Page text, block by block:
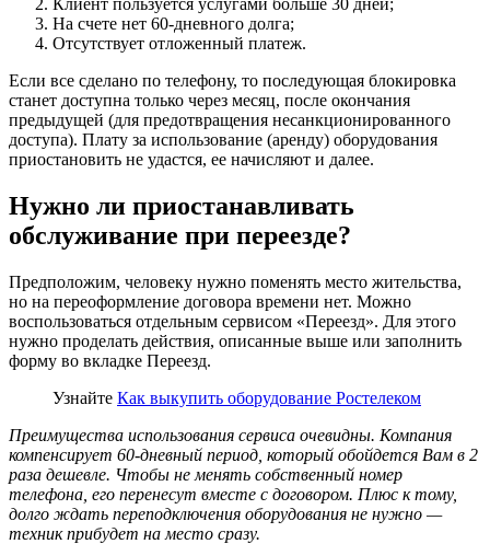
Клиент пользуется услугами больше 30 дней;
На счете нет 60-дневного долга;
Отсутствует отложенный платеж.
Если все сделано по телефону, то последующая блокировка
станет доступна только через месяц, после окончания
предыдущей (для предотвращения несанкционированного
доступа). Плату за использование (аренду) оборудования
приостановить не удастся, ее начисляют и далее.
Нужно ли приостанавливать
обслуживание при переезде?
Предположим, человеку нужно поменять место жительства,
но на переоформление договора времени нет. Можно
воспользоваться отдельным сервисом «Переезд». Для этого
нужно проделать действия, описанные выше или заполнить
форму во вкладке Переезд.
Узнайте Как выкупить оборудование Ростелеком
Преимущества использования сервиса очевидны. Компания
компенсирует 60-дневный период, который обойдется Вам в 2
раза дешевле. Чтобы не менять собственный номер
телефона, его перенесут вместе с договором. Плюс к тому,
долго ждать переподключения оборудования не нужно —
техник прибудет на место сразу.